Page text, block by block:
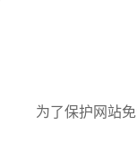
为了保护网站